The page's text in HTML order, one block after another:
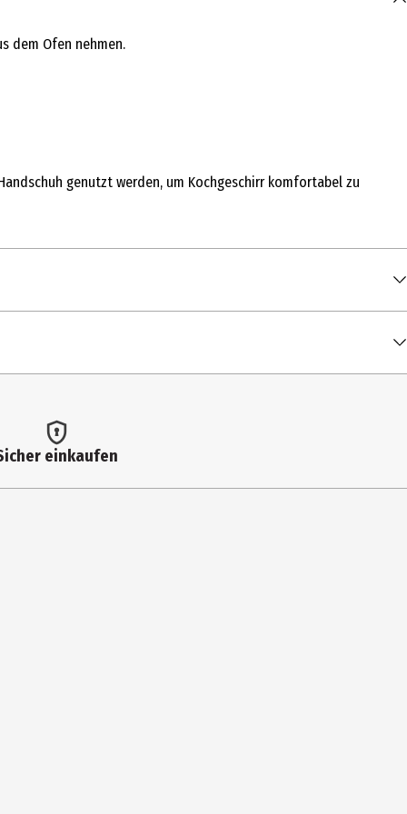
dem Ofen nehmen.
genutzt werden, um Kochgeschirr komfortabel zu
einkaufen